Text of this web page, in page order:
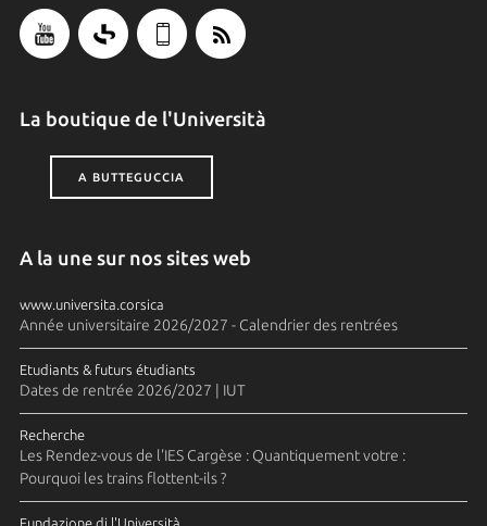
La boutique de l'Università
A BUTTEGUCCIA
A la une sur nos sites web
www.universita.corsica
Année universitaire 2026/2027 - Calendrier des rentrées
Etudiants & futurs étudiants
Dates de rentrée 2026/2027 | IUT
Recherche
Les Rendez-vous de l'IES Cargèse : Quantiquement votre :
Pourquoi les trains flottent-ils ?
Fundazione di l'Università